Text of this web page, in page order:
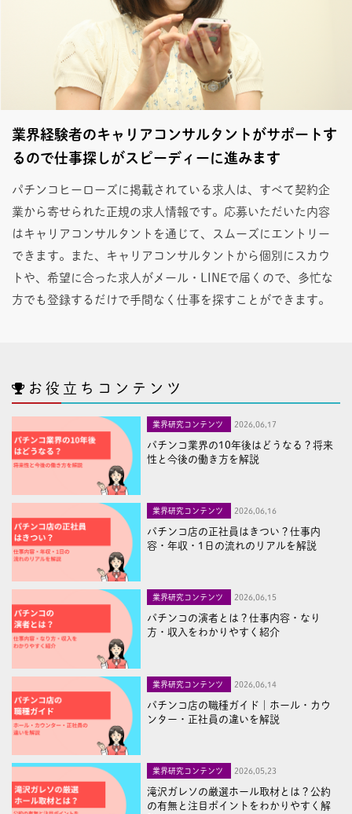
業界経験者のキャリアコンサルタントがサポートす
るので仕事探しがスピーディーに進みます
パチンコヒーローズに掲載されている求人は、すべて契約企
業から寄せられた正規の求人情報です。応募いただいた内容
はキャリアコンサルタントを通じて、スムーズにエントリー
できます。また、キャリアコンサルタントから個別にスカウ
トや、希望に合った求人がメール・LINEで届くので、多忙な
方でも登録するだけで手間なく仕事を探すことができます。
お役立ちコンテンツ
業界研究コンテンツ 2026,06,17
パチンコ業界の10年後はどうなる？将来
性と今後の働き方を解説
業界研究コンテンツ 2026,06,16
パチンコ店の正社員はきつい？仕事内
容・年収・1日の流れのリアルを解説
業界研究コンテンツ 2026,06,15
パチンコの演者とは？仕事内容・なり
方・収入をわかりやすく紹介
業界研究コンテンツ 2026,06,14
パチンコ店の職種ガイド｜ホール・カウ
ンター・正社員の違いを解説
業界研究コンテンツ 2026,05,23
滝沢ガレソの厳選ホール取材とは？公約
の有無と注目ポイントをわかりやすく解